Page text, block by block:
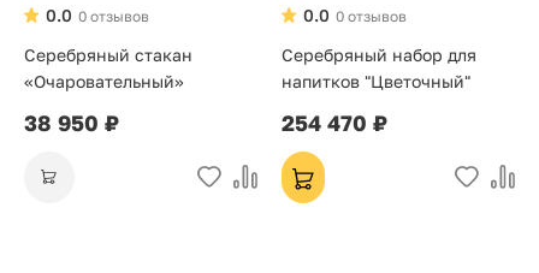
0 отзывов
0.0
Серебряный стакан
«Очаровательный»
38 950 ₽
0 отзывов
0.0
Серебряный набор для
напитков "Цветочный"
254 470 ₽